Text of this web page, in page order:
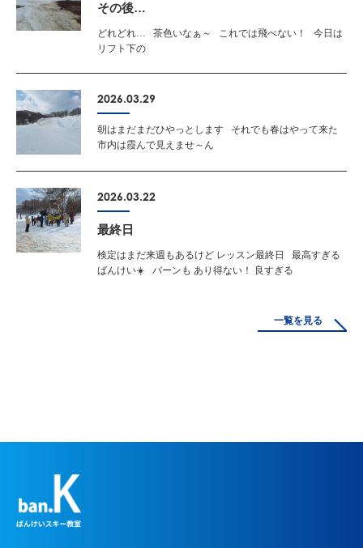
その後…
どれどれ… 茶色いなぁ～ これでは飛べない！ 今日は
リフト下の
2026.03.29
朝はまだまだひやっとします それでも春はやって来た
市内は霞んで見えませ～ん
2026.03.22
最終日
検定はまだ来週もあるけど レッスン最終日 最高すぎる
ばんけい☀️ バーンも あり得ない！ 良すぎる
一覧を見る